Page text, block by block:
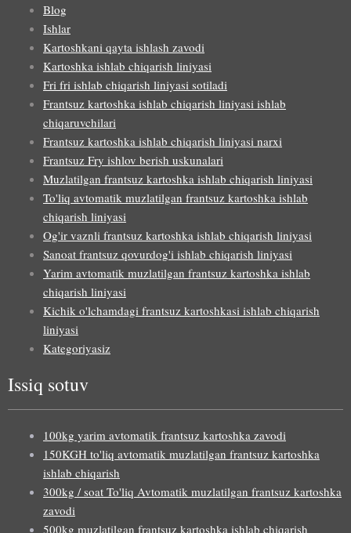
Blog
Ishlar
Kartoshkani qayta ishlash zavodi
Kartoshka ishlab chiqarish liniyasi
Fri fri ishlab chiqarish liniyasi sotiladi
Frantsuz kartoshka ishlab chiqarish liniyasi ishlab
chiqaruvchilari
Frantsuz kartoshka ishlab chiqarish liniyasi narxi
Frantsuz Fry ishlov berish uskunalari
Muzlatilgan frantsuz kartoshka ishlab chiqarish liniyasi
To'liq avtomatik muzlatilgan frantsuz kartoshka ishlab
chiqarish liniyasi
Og'ir vaznli frantsuz kartoshka ishlab chiqarish liniyasi
Sanoat frantsuz qovurdog'i ishlab chiqarish liniyasi
Yarim avtomatik muzlatilgan frantsuz kartoshka ishlab
chiqarish liniyasi
Kichik o'lchamdagi frantsuz kartoshkasi ishlab chiqarish
liniyasi
Kategoriyasiz
Issiq sotuv
100kg yarim avtomatik frantsuz kartoshka zavodi
150KGH to'liq avtomatik muzlatilgan frantsuz kartoshka
ishlab chiqarish
300kg / soat To'liq Avtomatik muzlatilgan frantsuz kartoshka
zavodi
500kg muzlatilgan frantsuz kartoshka ishlab chiqarish
German
Italian
Indonesian